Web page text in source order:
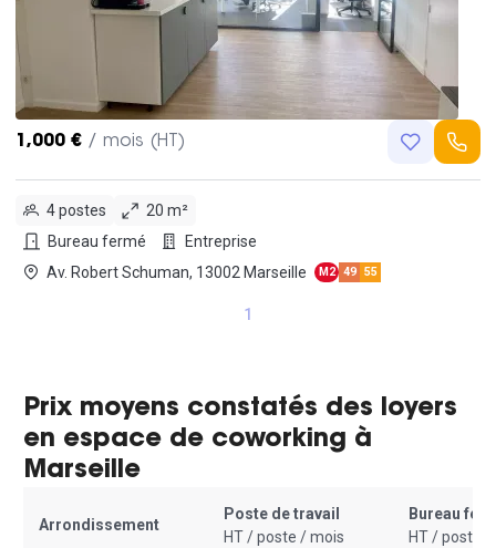
1,000 € / mois (HT)
4 postes
20 m²
Bureau fermé
Entreprise
Av. Robert Schuman, 13002 Marseille
M2 49 55
1
Prix moyens constatés des loyers
en espace de coworking à
Marseille
Arrondissement
Poste de travail
HT / poste / mois
Bureau
HT / poste /